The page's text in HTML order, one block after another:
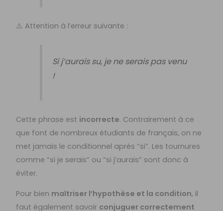
⚠️ Attention à l’erreur suivante :
Si j’aurais su, je ne serais pas venu
!
Cette phrase est incorrecte. Contrairement à ce
que font de nombreux étudiants de français, on ne
met jamais le conditionnel après “si”. Les tournures
comme “si je serais” ou “si j’aurais” sont donc à
éviter.
Pour bien maîtriser l’hypothèse et la condition, il
faut également savoir conjuguer correctement